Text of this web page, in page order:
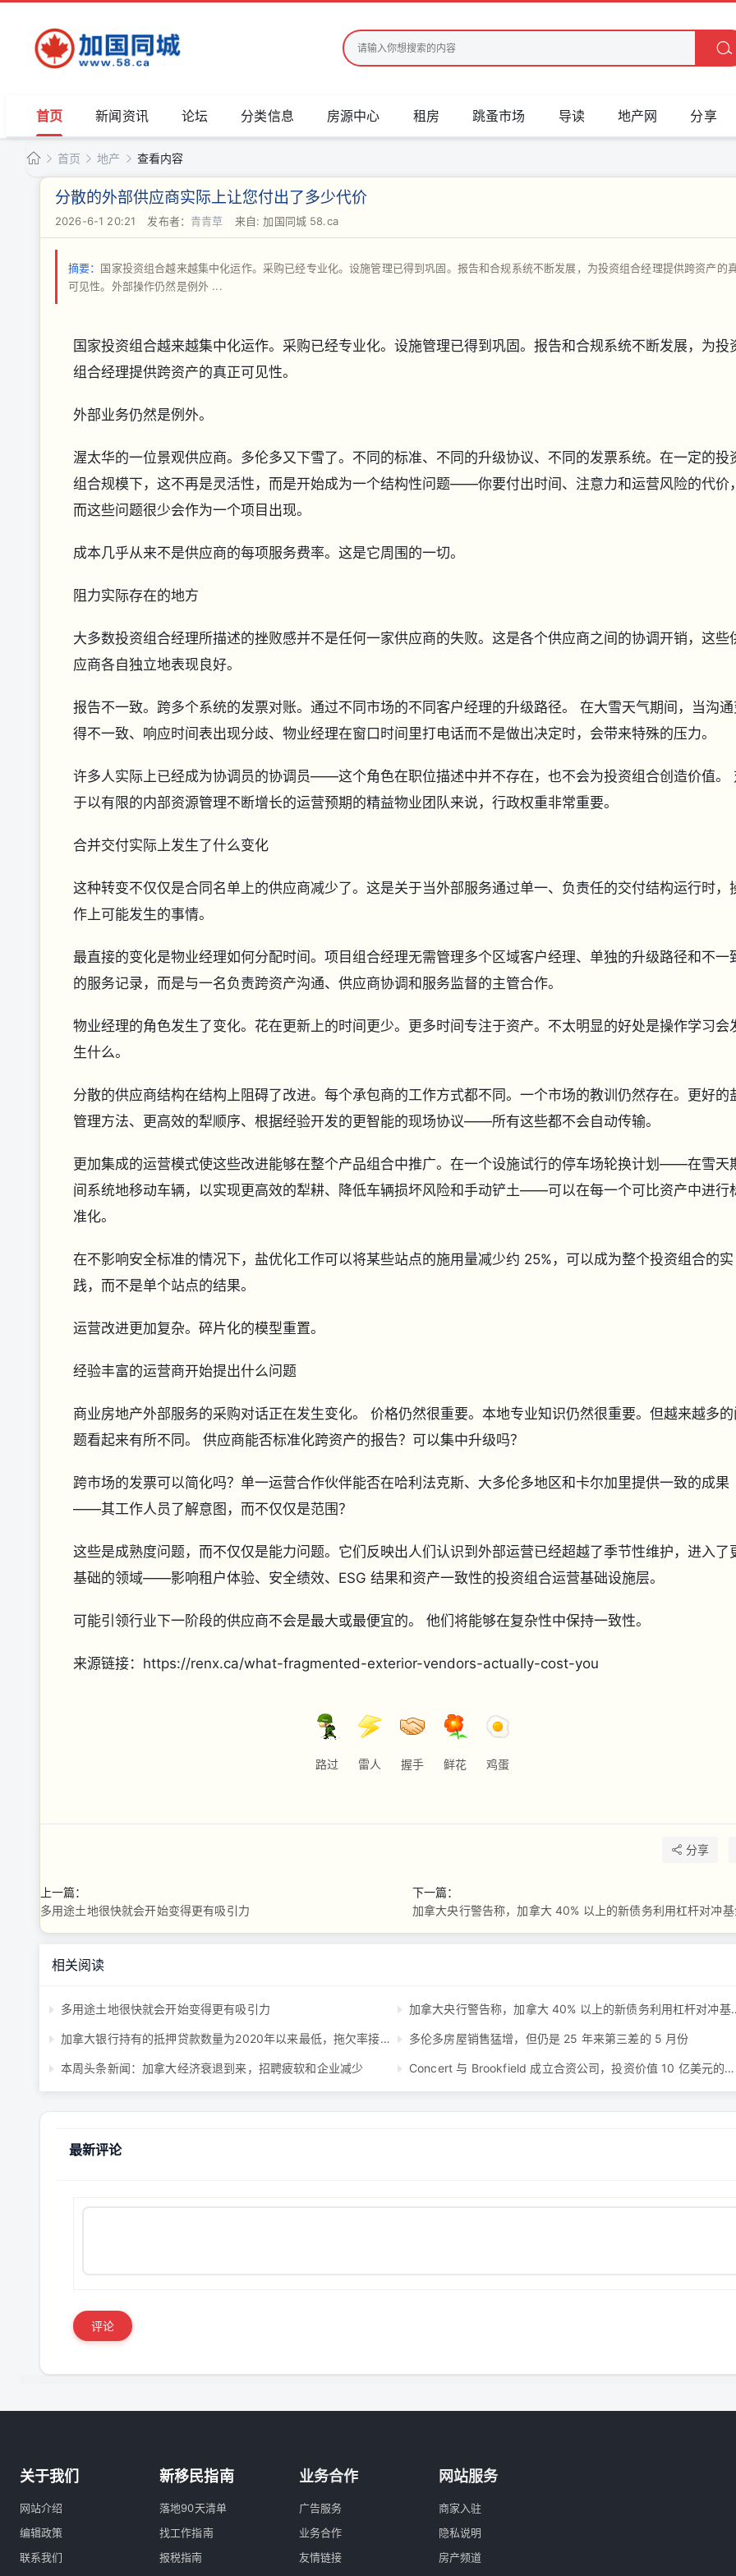
首页 新闻资讯 论坛 分类信息 房源中心 租房 跳蚤市场 导读 地产网 分享
加
首页
›
地产
›
查看内容
分散的外部供应商实际上让您付出了多少代价
2026-6-1 20:21 发布者： 青青草 来自: 加国同城 58.ca
摘要： 国家投资组合越来越集中化运作。采购已经专业化。设施管理已得到巩固。报告和合规系统不断发展，为投资组合经理提供跨资产的
可见性。外部操作仍然是例外 ...
国家投资组合越来越集中化运作。采购已经专业化。设施管理已得到巩固。报告和合规系统不断发展，为投
组合经理提供跨资产的真正可见性。
外部业务仍然是例外。
渥太华的一位景观供应商。多伦多又下雪了。不同的标准、不同的升级协议、不同的发票系统。在一定的投
组合规模下，这不再是灵活性，而是开始成为一个结构性问题——你要付出时间、注意力和运营风险的代价
而这些问题很少会作为一个项目出现。
成本几乎从来不是供应商的每项服务费率。这是它周围的一切。
阻力实际存在的地方
大多数投资组合经理所描述的挫败感并不是任何一家供应商的失败。这是各个供应商之间的协调开销，这些
应商各自独立地表现良好。
报告不一致。跨多个系统的发票对账。通过不同市场的不同客户经理的升级路径。 在大雪天气期间，当沟
得不一致、响应时间表出现分歧、物业经理在窗口时间里打电话而不是做出决定时，会带来特殊的压力。
许多人实际上已经成为协调员的协调员——这个角色在职位描述中并不存在，也不会为投资组合创造价值。
于以有限的内部资源管理不断增长的运营预期的精益物业团队来说，行政权重非常重要。
合并交付实际上发生了什么变化
这种转变不仅仅是合同名单上的供应商减少了。这是关于当外部服务通过单一、负责任的交付结构运行时，
作上可能发生的事情。
最直接的变化是物业经理如何分配时间。项目组合经理无需管理多个区域客户经理、单独的升级路径和不一
的服务记录，而是与一名负责跨资产沟通、供应商协调和服务监督的主管合作。
物业经理的角色发生了变化。花在更新上的时间更少。更多时间专注于资产。不太明显的好处是操作学习会
生什么。
分散的供应商结构在结构上阻碍了改进。每个承包商的工作方式都不同。一个市场的教训仍然存在。更好的
管理方法、更高效的犁顺序、根据经验开发的更智能的现场协议——所有这些都不会自动传输。
更加集成的运营模式使这些改进能够在整个产品组合中推广。在一个设施试行的停车场轮换计划——在雪天
间系统地移动车辆，以实现更高效的犁耕、降低车辆损坏风险和手动铲土——可以在每一个可比资产中进行
准化。
在不影响安全标准的情况下，盐优化工作可以将某些站点的施用量减少约 25%，可以成为整个投资组合的实
践，而不是单个站点的结果。
运营改进更加复杂。碎片化的模型重置。
经验丰富的运营商开始提出什么问题
商业房地产外部服务的采购对话正在发生变化。 价格仍然很重要。本地专业知识仍然很重要。但越来越多
题看起来有所不同。 供应商能否标准化跨资产的报告？可以集中升级吗？
跨市场的发票可以简化吗？单一运营合作伙伴能否在哈利法克斯、大多伦多地区和卡尔加里提供一致的成果
——其工作人员了解意图，而不仅仅是范围？
这些是成熟度问题，而不仅仅是能力问题。它们反映出人们认识到外部运营已经超越了季节性维护，进入了
基础的领域——影响租户体验、安全绩效、ESG 结果和资产一致性的投资组合运营基础设施层。
可能引领行业下一阶段的供应商不会是最大或最便宜的。 他们将能够在复杂性中保持一致性。
来源链接：https://renx.ca/what-fragmented-exterior-vendors-actually-cost-you
路过 雷人 握手 鲜花 鸡蛋
分享
上一篇：
多用途土地很快就会开始变得更有吸引力
下一篇：
加拿大央行警告称，加拿大 40% 以上的新债务利用杠杆对冲
相关阅读
多用途土地很快就会开始变得更有吸引力 加拿大央行警告称，
加拿大银行持有的抵押贷款数量为2020年以来最低，拖欠率接近十年高位 ... 多伦多房屋销售猛增，但仍是 25 年来第三差的 5 月份
本周头条新闻：加拿大经济衰退到来，招聘疲软和企业减少 Concert 与 Brookfield 成立合资公司，投资价值 10 亿美元的工业产品组合 ...
最新评论
评论
关于我们
网站介绍
编辑政策
联系我们
新移民指南
落地90天清单
找工作指南
报税指南
业务合作
广告服务
业务合作
友情链接
网站服务
商家入驻
隐私说明
房产频道